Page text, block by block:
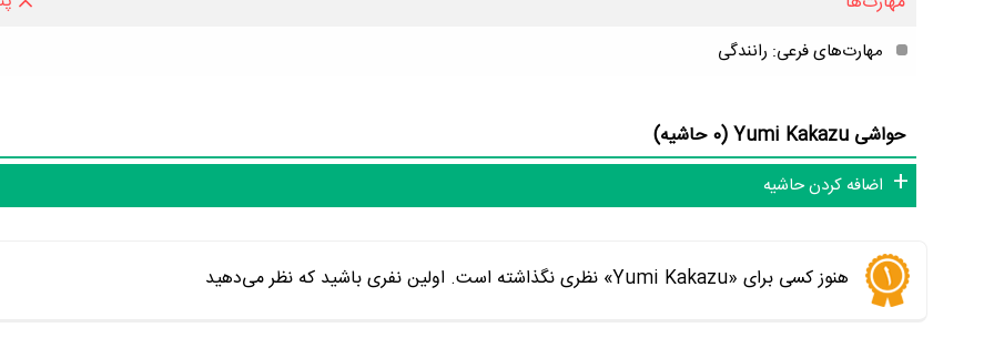
مهارت‌های فرعی: رانندگی
حواشی Yumi Kakazu (0 حاشیه)
اضافه کردن حاشیه
هنوز کسی برای «Yumi Kakazu» نظری نگذاشته است. اولین نفری باشید که نظر می‌دهید